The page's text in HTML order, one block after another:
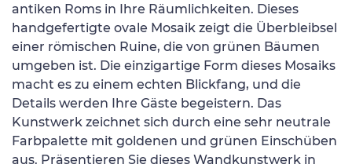
antiken Roms in Ihre Räumlichkeiten. Dieses
handgefertigte ovale Mosaik zeigt die Überbleibsel
einer römischen Ruine, die von grünen Bäumen
umgeben ist. Die einzigartige Form dieses Mosaiks
macht es zu einem echten Blickfang, und die
Details werden Ihre Gäste begeistern. Das
Kunstwerk zeichnet sich durch eine sehr neutrale
Farbpalette mit goldenen und grünen Einschüben
aus. Präsentieren Sie dieses Wandkunstwerk in